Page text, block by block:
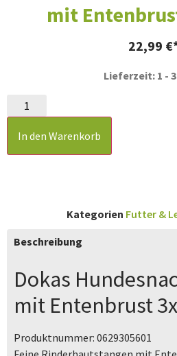
mit
22,99 €
Lieferzeit: 1 -
In den Warenkorb
Kategorien Futter &
Beschreibung
Dokas
mit Entenbrust
Produktnummer: 0629305601